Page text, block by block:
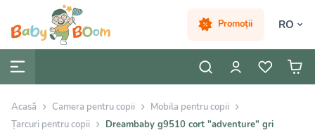
Promoții RO
Acasă Camera pentru copii
Mobila pentru copii
Țarcuri pentru copii
Dreambaby g9510 cort "adventure" gri